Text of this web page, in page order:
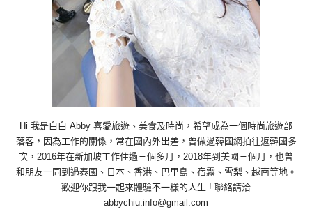
Hi 我是白白 Abby 喜愛旅遊、美食及時尚，希望成為一個時尚旅遊部
落客，因為工作的關係，常在國內外出差，曾做過韓國網拍往返韓國多
次，2016年在新加坡工作住過三個多月，2018年到美國三個月，也曾
和朋友一同到過泰國、日本、香港、巴里島、宿霧、雪梨、越南等地。
歡迎你跟我一起來體驗不一樣的人生 ! 聯絡請洽
abbychiu.info@gmail.com